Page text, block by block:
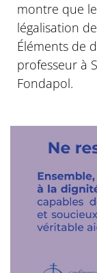
montre que
légalisation
Éléments de
professeur à
Fondapol.